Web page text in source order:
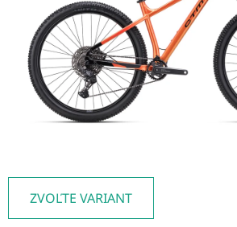
ZVOĽTE VARIANT
hviezdičiek.